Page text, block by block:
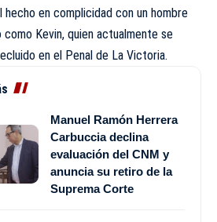
en complicidad con un hombre
Kevin, quien actualmente se
en el Penal de La Victoria.
Manuel Ramón Herrera
Carbuccia declina
evaluación del CNM y
anuncia su retiro de la
Suprema Corte